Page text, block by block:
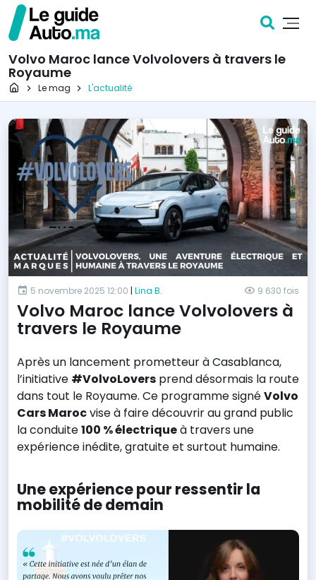
Volvo Maroc lance Volvolovers à travers le
Royaume
Page d'accueil
Le mag L'actualité
5 novembre 2025 12:00 | Lina B. 9 630 fois
Volvo Maroc lance Volvolovers à
travers le Royaume
Après un lancement prometteur à Casablanca,
l’initiative #VolvoLovers prend désormais la route
dans tout le Royaume. Ce programme signéVolvo
Cars Marocvise à faire découvrir au grand public
la conduite100 % électriqueà travers une
expérience inédite, gratuite et surtout humaine.
Une expérience pour ressentir la
mobilité de demain